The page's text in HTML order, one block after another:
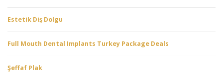
Estetik Diş Dolgu
Full Mouth Dental Implants Turkey Package Deals
Şeffaf Plak